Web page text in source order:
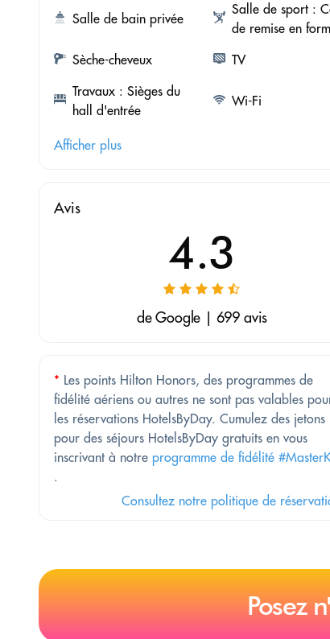
Salle de bain privée
Salle de sport :
de remise en
Sèche-cheveux TV
Travaux : Sièges du
hall d'entrée
Wi-Fi
Afficher plus
Avis
4.3
de Google | 699 avis
* Les points Hilton Honors, des programmes de
fidélité aériens ou autres ne sont pas valables
les réservations HotelsByDay. Cumulez des jetons
pour des séjours HotelsByDay gratuits en vous
inscrivant à notre programme de fidélité
.
Consultez notre politique de
Posez